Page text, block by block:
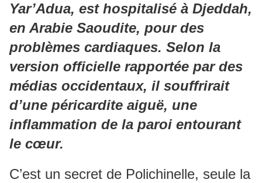
Yar’Adua, est hospitalisé à Djeddah,
en Arabie Saoudite, pour des
problèmes cardiaques. Selon la
version officielle rapportée par des
médias occidentaux, il souffrirait
d’une péricardite aiguë, une
inflammation de la paroi entourant
le cœur.
C’est un secret de Polichinelle, seule la